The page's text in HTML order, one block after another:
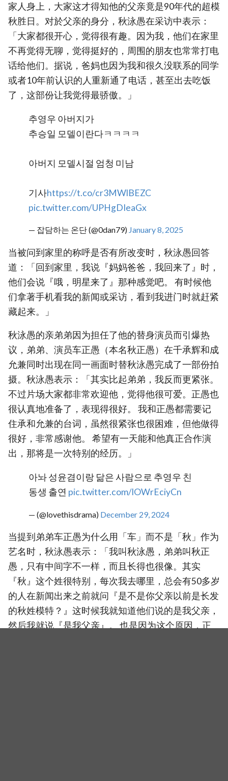
家人身上，大家这才得知他的父亲竟是90年代的超模
秋胜日。对於父亲的身分，秋泳愚在采访中表示：
「大家都很开心，觉得很有趣。因为我，他们在家里
不再觉得无聊，觉得挺好的，周围的朋友也常常打电
话给他们。据说，爸妈也因为我和很久没联系的同学
或者10年前认识的人重新通了电话，甚至出去吃饭
了，这部份让我觉得最骄傲。」
추영우 아버지가
추승일 모델이란다ㅋㅋㅋㅋ
아버지 모델시절 엄청 미남
기사https://t.co/cr3MWlBEZC
pic.twitter.com/UPHgDIeaGx
— 잡담하는 온단 (@0dan79) January 8, 2025
当被问到家里的称呼是否有所改变时，秋泳愚回答
道：「回到家里，我说『妈妈爸爸，我回来了』时，
他们会说『哦，明星来了』那种感觉吧。 有时候他
们拿著手机看我的新闻或采访，看到我进门时就赶紧
藏起来。」
秋泳愚的亲弟弟因为担任了他的替身演员而引爆热
议，弟弟、演员车正愚（本名秋正愚）在千承辉和成
允兼同时出现在同一画面时替秋泳愚完成了一部份拍
摄。秋泳愚表示：「其实比起弟弟，我反而更紧张。
不过片场大家都非常欢迎他，觉得他很可爱。正愚也
很认真地准备了，表现得很好。 我和正愚都需要记
住承和允兼的台词，虽然很紧张也很困难，但他做得
很好，非常感谢他。 希望有一天能和他真正合作演
出，那将是一次特别的经历。」
아놔 성윤겸이랑 닮은 사람으로 추영우 친
동생 출연 pic.twitter.com/lOWrEciyCn
— (@lovethisdrama) December 29, 2024
当提到弟弟车正愚为什么用「车」而不是「秋」作为
艺名时，秋泳愚表示：「我叫秋泳愚，弟弟叫秋正
愚，只有中间字不一样，而且长得也很像。其实
『秋』这个姓很特别，每次我去哪里，总会有50多岁
的人在新闻出来之前就问『是不是你父亲以前是长发
的秋姓模特？』这时候我就知道他们说的是我父亲，
然后我就说『是我父亲』。 也是因为这个原因，正